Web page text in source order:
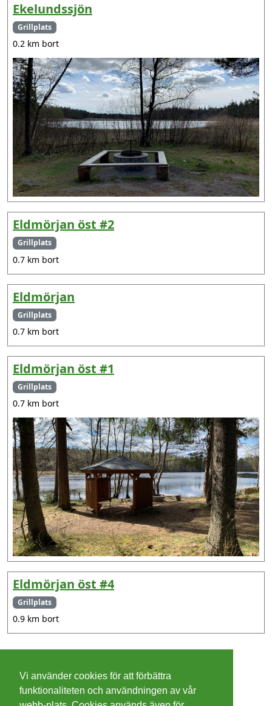
Ekelundssjön
Grillplats
0.2 km bort
Eldmörjan öst #2
Grillplats
0.7 km bort
Eldmörjan
Grillplats
0.7 km bort
Eldmörjan öst #1
Grillplats
0.7 km bort
Eldmörjan öst #4
Grillplats
0.9 km bort
Cookies
Vi använder cookies för att förbättra
funktionaliteten och användningen av vår